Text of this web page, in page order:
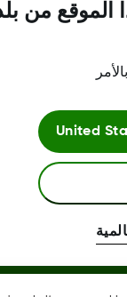
من بلد